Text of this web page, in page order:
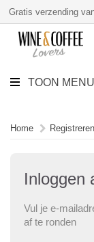
Gratis verzending
TOON MENU
Home Registreren
Inloggen
Vul je e-
af te ronden